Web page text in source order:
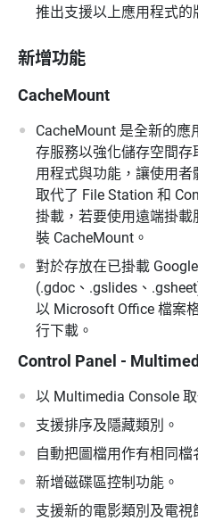
推出支援以上應用程式的
新增功能
CacheMount
CacheMount 是全新的
存服務以強化儲存空間存
用程式與功能，讓使用
取代了 File Station 和
掛載，若要使用遠端掛載
裝 CacheMount。
對於存放在已掛載
(.gdoc、.gslides、
以 Microsoft Office 檔案
行下載。
Control Panel -
以 Multimedia Console
支援排序及隱藏類別。
自動把圖檔用作有相同檔
新增磁碟區控制功能。
支援新的電影類別及電視